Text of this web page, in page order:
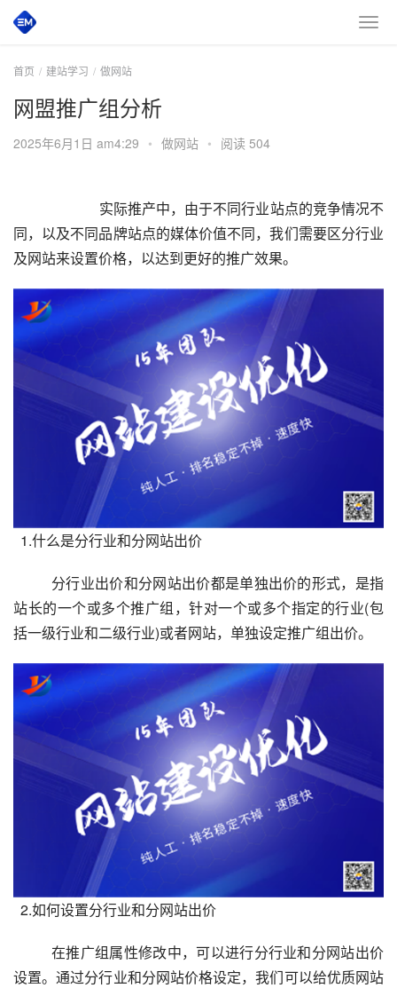
首页 建站学习 做网站
网盟推广组分析
2025年6月1日 am4:29 • 做网站 • 阅读 504
实际推产中，由于不同行业站点的竞争情况不
同，以及不同品牌站点的媒体价值不同，我们需要区分行业
及网站来设置价格，以达到更好的推广效果。
1.什么是分行业和分网站出价
分行业出价和分网站出价都是单独出价的形式，是指
站长的一个或多个推广组，针对一个或多个指定的行业(包
括一级行业和二级行业)或者网站，单独设定推广组出价。
2.如何设置分行业和分网站出价
设置。通过分行业和分网站价格设定，我们可以给优质网站